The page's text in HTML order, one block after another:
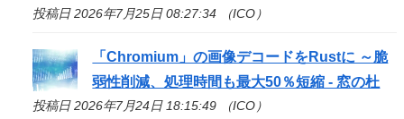
投稿日 2026年7月25日 08:27:34 （ICO）
「Chromium」の画像デコードをRustに ～脆
弱性削減、処理時間も最大50％短縮 - 窓の杜
投稿日 2026年7月24日 18:15:49 （ICO）